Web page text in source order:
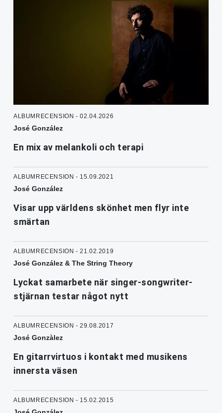
ALBUMRECENSION - 02.04.2026
José González
En mix av melankoli och terapi
ALBUMRECENSION - 15.09.2021
José González
Visar upp världens skönhet men flyr inte
smärtan
ALBUMRECENSION - 21.02.2019
José González & The String Theory
Lyckat samarbete när singer-songwriter-
stjärnan testar något nytt
ALBUMRECENSION - 29.08.2017
José Gonzàlez
En gitarrvirtuos i kontakt med musikens
innersta väsen
ALBUMRECENSION - 15.02.2015